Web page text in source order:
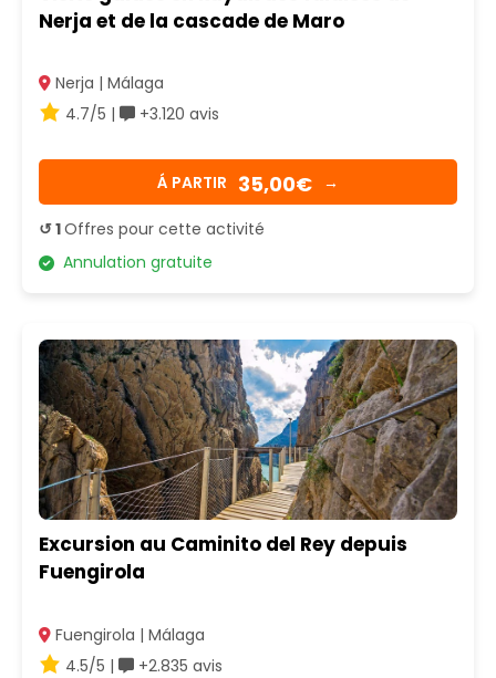
Nerja et de la cascade de Maro
Nerja | Málaga
4.7/5 |
+3.120 avis
Á PARTIR 35,00€ →
↺ 1Offres pour cette activité
Annulation gratuite
Excursion au Caminito del Rey depuis
Fuengirola
Fuengirola | Málaga
4.5/5 |
+2.835 avis